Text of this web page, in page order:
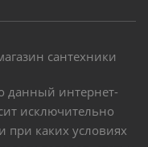
сантехники
данный интернет-
исключительно
каких условиях